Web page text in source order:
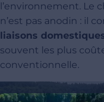
l’environnement. Le
n’est pas anodin : il
liaisons
souvent les plus
conventionnelle.